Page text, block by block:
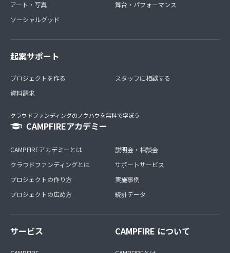
アート・写真
ソーシャルグッド
舞台・パフォーマンス
起案サポート
プロジェクトを作る
資料請求
スタッフに相談する
クラウドファンディングのノウハウを無料で学ぼう
CAMPFIREアカデミー
CAMPFIREアカデミーとは
クラウドファンディングとは
プロジェクトの作り方
プロジェクトの広め方
説明会・相談会
サポートサービス
実施事例
統計データ
サービス CAMPFIRE について